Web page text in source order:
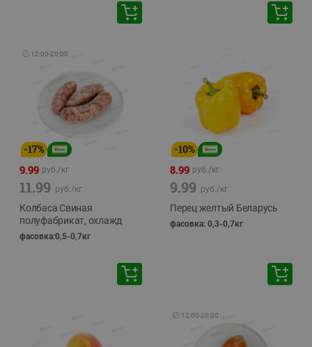
🕘 12:00-20:00
-17%
9.99 руб./кг
11.99 руб./кг
Колбаса Свиная
полуфабрикат, охлажд
фасовка:0,5-0,7кг
-10%
8.99 руб./кг
9.99 руб./кг
Перец желтый Беларусь
фасовка: 0,3-0,7кг
🕘 12:00-20:00